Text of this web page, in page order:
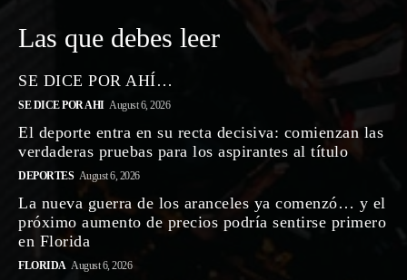
Las que debes leer
SE DICE POR AHÍ…
SE DICE POR AHI August 6, 2026
El deporte entra en su recta decisiva: comienzan las
verdaderas pruebas para los aspirantes al título
DEPORTES August 6, 2026
La nueva guerra de los aranceles ya comenzó… y el
próximo aumento de precios podría sentirse primero
en Florida
FLORIDA August 6, 2026